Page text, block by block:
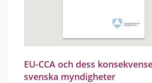
EU-CCA och dess
svenska myndigheter